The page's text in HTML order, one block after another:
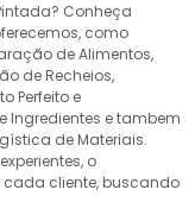
Conheça
como
de Alimentos,
de Recheios,
Perfeito e
Ingredientes e tambem
de Materiais.
o
cada cliente, buscando